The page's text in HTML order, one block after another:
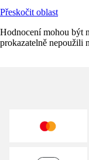
Přeskočit oblast
Hodnocení mohou být
prokazatelně nepoužili